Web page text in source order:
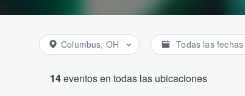
Columbus, OH Todas las fechas
14eventos en todas las ubicaciones